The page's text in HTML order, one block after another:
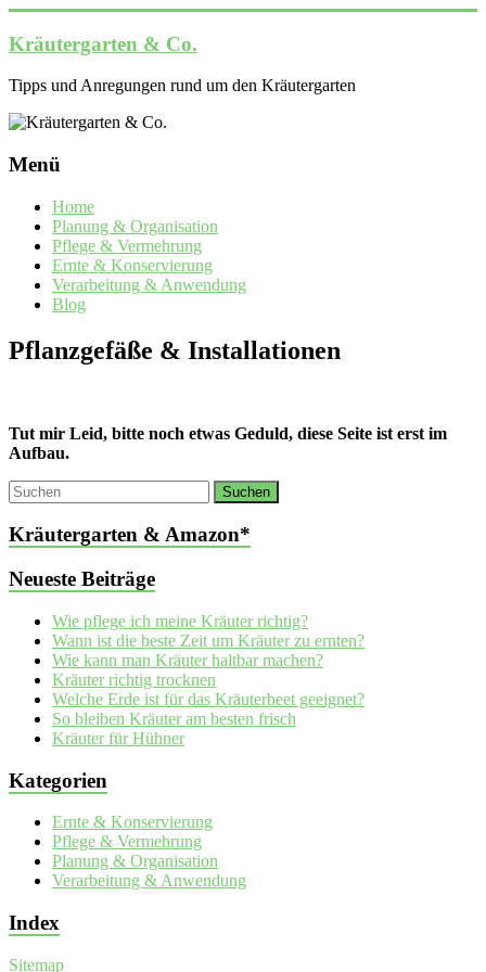
Inhalt
springen
Kräutergarten & Co.
Tipps und Anregungen rund um den Kräutergarten
Menü
Home
Planung & Organisation
Pflege & Vermehrung
Ernte & Konservierung
Verarbeitung & Anwendung
Blog
Pflanzgefäße & Installationen
Tut mir Leid, bitte noch etwas Geduld, diese Seite ist erst im
Aufbau.
Kräutergarten & Amazon*
Neueste Beiträge
Wie pflege ich meine Kräuter richtig?
Wann ist die beste Zeit um Kräuter zu ernten?
Wie kann man Kräuter haltbar machen?
Kräuter richtig trocknen
Welche Erde ist für das Kräuterbeet geeignet?
So bleiben Kräuter am besten frisch
Kräuter für Hühner
Kategorien
Ernte & Konservierung
Pflege & Vermehrung
Planung & Organisation
Verarbeitung & Anwendung
Index
Sitemap